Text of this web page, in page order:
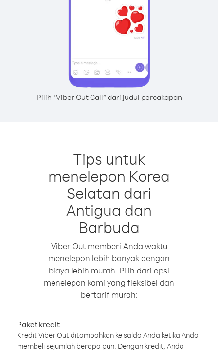
Pilih “Viber Out Call” dari judul percakapan
Tips untuk
menelepon Korea
Selatan dari
Antigua dan
Barbuda
Viber Out memberi Anda waktu
menelepon lebih banyak dengan
biaya lebih murah. Pilih dari opsi
menelepon kami yang fleksibel dan
bertarif murah:
Paket kredit
Kredit Viber Out ditambahkan ke saldo Anda ketika Anda
membeli sejumlah berapa pun. Dengan kredit, Anda